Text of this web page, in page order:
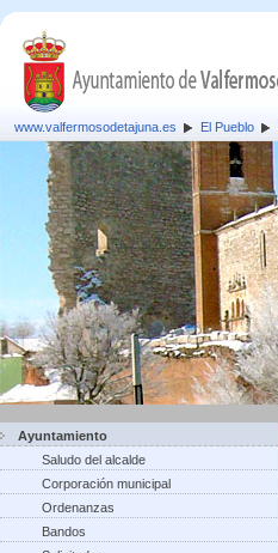
www.valfermosodetajuna.es El Pueblo
Ayuntamiento
Saludo del alcalde
Corporación municipal
Ordenanzas
Bandos